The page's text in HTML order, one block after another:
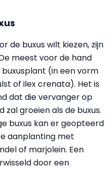
de buxus wilt kiezen, zijn
meest voor de hand
(in een vorm
of ilex crenata). Het is
dat die vervanger op
groeien als de buxus.
buxus kan er geopteerd
aanplanting met
of marjolein. Een
door een